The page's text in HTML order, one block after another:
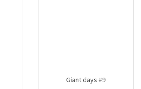
Giant days #9